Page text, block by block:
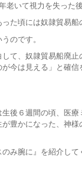
老いて視力を失った
た頃には奴隷貿易
のです。
て、奴隷貿易船廃
今は見える」と確
後６週間の頃、医
豊かになった、神
み腕に』を紹介し